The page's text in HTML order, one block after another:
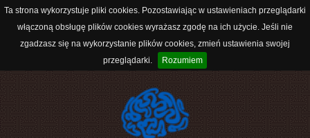
Ta strona wykorzystuje pliki cookies. Pozostawiając w ustawieniach przeglądarki
włączoną obsługę plików cookies wyrażasz zgodę na ich użycie. Jeśli nie
zgadzasz się na wykorzystanie plików cookies, zmień ustawienia swojej
przeglądarki.
Rozumiem